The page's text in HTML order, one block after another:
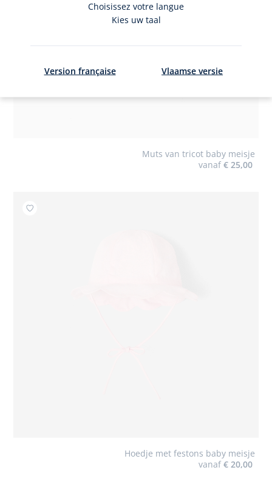
Muts van tricot baby meisje
vanaf € 25,00
Hoedje met festons baby meisje
vanaf € 20,00
Toevoegen aan mijn favorieten : Hoedje met festons
Choisissez votre langue
Kies uw taal
Version française Vlaamse versie